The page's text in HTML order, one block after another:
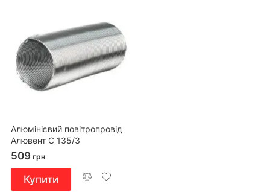
Алюмінієвий повітропровід
Алювент С 135/3
509 грн
Купити